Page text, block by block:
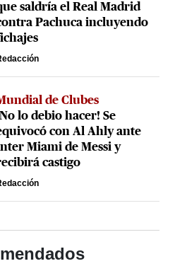
saldría el Real Madrid
Pachuca incluyendo
de Clubes
lo debio hacer! Se
con Al Ahly ante
Miami de Messi y
castigo